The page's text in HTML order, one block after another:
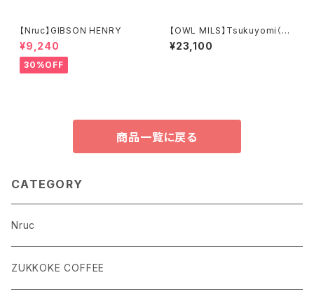
【Nruc】GIBSON HENRY
¥9,240
30%OFF
【OWL MILS】Tsukuyomi（R
D-003）
¥23,100
商品一覧に戻る
CATEGORY
Nruc
ZUKKOKE COFFEE